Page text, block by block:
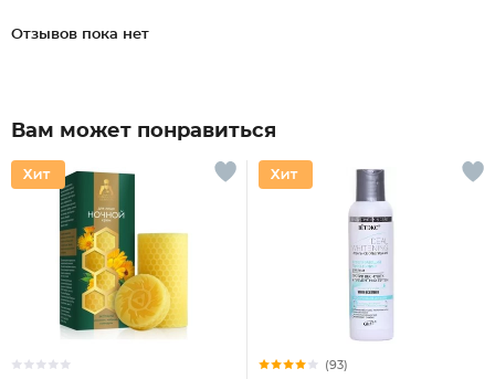
Отзывов пока нет
Вам может понравиться
(93)